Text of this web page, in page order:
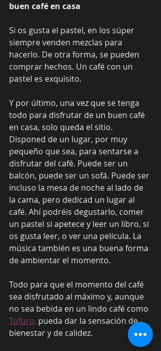
buen café en casa
Si os gusta el pastel, en los súper
siempre venden mezclas para
hacerlo. De otra forma, se pueden
comprar hechos. Un café con un
pastel es exquisito.
Y por último, una vez que se tenga
todo para disfrutar de un buen café
en casa, solo queda el sitio.
Disponed de un lugar, por muy
pequeño que sea, para sentarse a
disfrutar del café. Puede ser un
balcón, puede ser un sofá. Puede ser
incluso la mesa de noche al lado de
la cama, pero dedicad un lugar al
café. Ahí podréis degustarlo, comer
un pastel si apetece y leer un libro, si
os gusta leer, o ver una película. La
música también es una buena forma
de ambientar el momento.
Todo para que el momento del café
sea disfrutado al máximo y, aunque
no sea bebida en un lindo café como
Tofuro, pueda dar la sensación de
bienestar y de calidez.